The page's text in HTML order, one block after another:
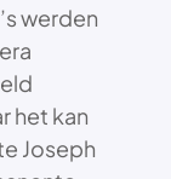
werden
het kan
Joseph